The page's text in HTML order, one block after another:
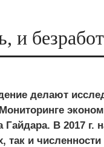
и
делают
Гайдара. В 2017
так и